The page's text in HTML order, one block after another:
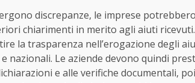
discrepanze, le imprese
chiarimenti in merito agli aiuti
la trasparenza nell’erogazione degli
nazionali. Le aziende devono quindi
e alle verifiche documentali,